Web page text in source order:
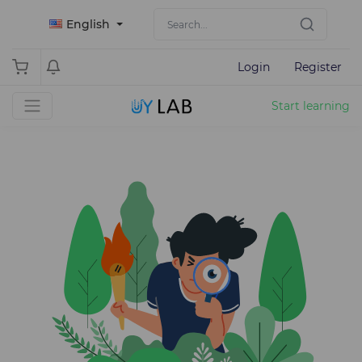
English
Login Register
Start learning